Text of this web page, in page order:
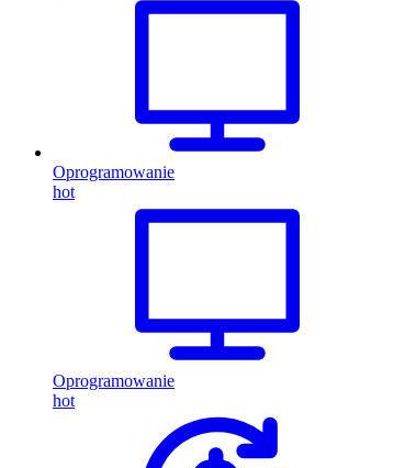
Oprogramowanie
hot
Oprogramowanie
hot